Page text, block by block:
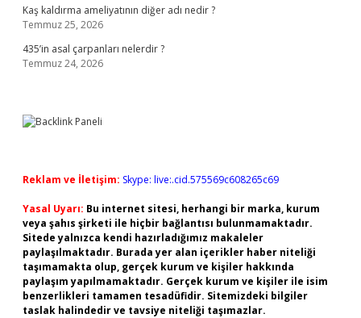
Kaş kaldırma ameliyatının diğer adı nedir ?
Temmuz 25, 2026
435’in asal çarpanları nelerdir ?
Temmuz 24, 2026
Reklam ve İletişim: Skype: live:.cid.575569c608265c69
Yasal Uyarı: Bu internet sitesi, herhangi bir marka, kurum
veya şahıs şirketi ile hiçbir bağlantısı bulunmamaktadır.
Sitede yalnızca kendi hazırladığımız makaleler
paylaşılmaktadır. Burada yer alan içerikler haber niteliği
taşımamakta olup, gerçek kurum ve kişiler hakkında
paylaşım yapılmamaktadır. Gerçek kurum ve kişiler ile isim
benzerlikleri tamamen tesadüfidir. Sitemizdeki bilgiler
taslak halindedir ve tavsiye niteliği taşımazlar.